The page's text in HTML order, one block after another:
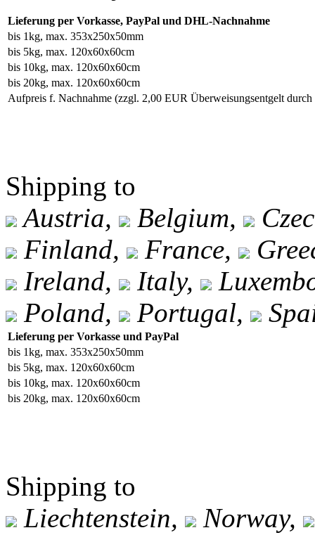
Lieferung per Vorkasse, PayPal und DHL-Nachnahme
bis 1kg, max. 353x250x50mm
bis 5kg, max. 120x60x60cm
bis 10kg, max. 120x60x60cm
bis 20kg, max. 120x60x60cm
Aufpreis f. Nachnahme (zzgl. 2,00 EUR Überweisungsentgelt
Shipping to
Austria,
Belgium,
Finland,
France,
Ireland,
Italy,
Poland,
Portugal,
Lieferung per Vorkasse und PayPal
bis 1kg, max. 353x250x50mm
bis 5kg, max. 120x60x60cm
bis 10kg, max. 120x60x60cm
bis 20kg, max. 120x60x60cm
Shipping to
Liechtenstein,
Norway,